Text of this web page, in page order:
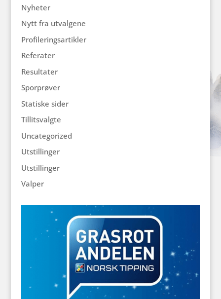
Nyheter
Nytt fra utvalgene
Profileringsartikler
Referater
Resultater
Sporprøver
Statiske sider
Tillitsvalgte
Uncategorized
Utstillinger
Utstillinger
Valper